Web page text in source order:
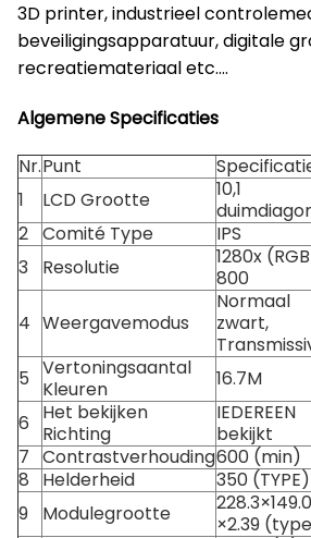
3D printer, industrieel
beveiligingsapparatuur, digitale
recreatiemateriaal etc….
Algemene Specificaties
Nr.Punt
1
LCD Grootte
10,1
2 Comité Type IPS
3
Resolutie
1280x
800
4 Weergavemodus
Normaal
zwart,
5 Vertoningsaantal
Kleuren
16.7M
6
Het bekijken
Richting
IEDEREEN
bekijkt
7 Contrastverhouding600 (min)
8
Helderheid 350 (TYPE)
9
Modulegrootte
×2.39